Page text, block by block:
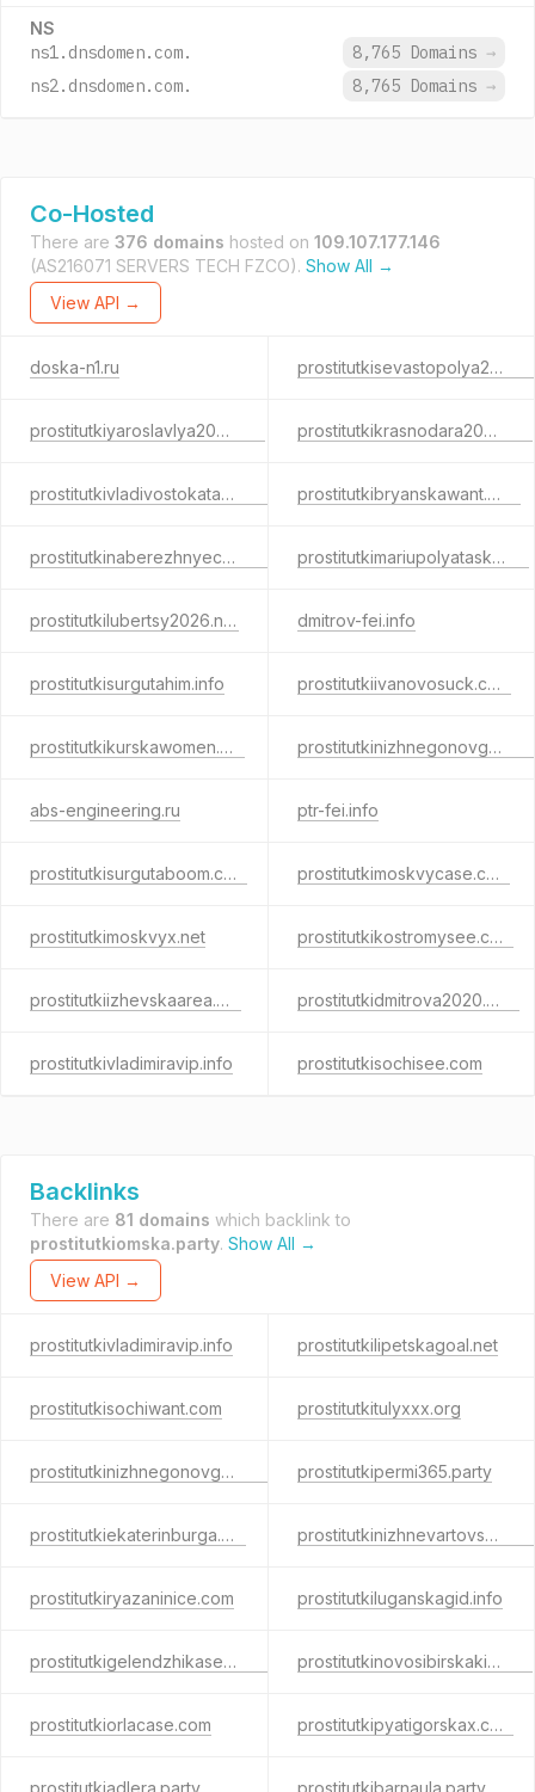
NS
ns1.dnsdomen.com. 8,765 Domains →
ns2.dnsdomen.com.
8,765 Domains →
Co-Hosted
There are 376 domains hosted on 109.107.177.146
(AS216071 SERVERS TECH FZCO). Show All →
View API →
doska-n1.ru prostitutkisevastopolya2026.net
prostitutkiyaroslavlya2024.net prostitutkikrasnodara2024.net
prostitutkivladivostokatask.com prostitutkibryanskawant.com
prostitutkinaberezhnyechelnyboom.info prostitutkimariupolyatask.com
prostitutkilubertsy2026.net dmitrov-fei.info
prostitutkisurgutahim.info prostitutkiivanovosuck.com
prostitutkikurskawomen.net prostitutkinizhnegonovgoroda.party
abs-engineering.ru ptr-fei.info
prostitutkisurgutaboom.com prostitutkimoskvycase.com
prostitutkimoskvyx.net prostitutkikostromysee.com
prostitutkiizhevskaarea.net prostitutkidmitrova2020.com
prostitutkivladimiravip.info prostitutkisochisee.com
Backlinks
There are 81 domains which backlink to
prostitutkiomska.party. Show All →
View API →
prostitutkivladimiravip.info prostitutkilipetskagoal.net
prostitutkisochiwant.com prostitutkitulyxxx.org
prostitutkinizhnegonovgoroda.party prostitutkipermi365.party
prostitutkiekaterinburga.net prostitutkinizhnevartovska.party
prostitutkiryazaninice.com prostitutkiluganskagid.info
prostitutkigelendzhikasex.com prostitutkinovosibirskakiss.net
prostitutkiorlacase.com prostitutkipyatigorskax.com
prostitutkiadlera.party prostitutkibarnaula.party